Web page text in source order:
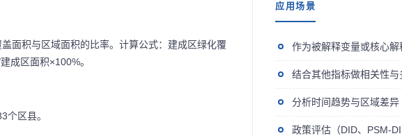
面积与区域面积的比率。计算公式：建成区绿化覆
成区面积×100%。
个区县。
应用场景
作为被解释变量或核心
结合其他指标做相关性与
分析时间趋势与区域差异
政策评估（DID、PSM-